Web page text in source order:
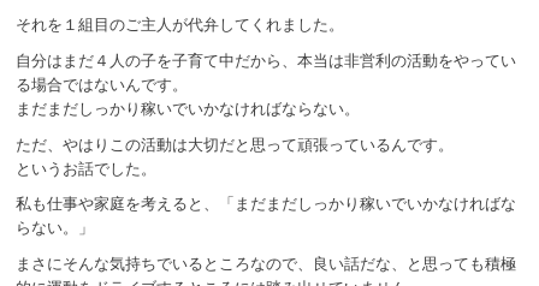
それを１組目のご主人が代弁してくれました。
自分はまだ４人の子を子育て中だから、本当は非営利の活動をやってい
る場合ではないんです。
まだまだしっかり稼いでいかなければならない。
ただ、やはりこの活動は大切だと思って頑張っているんです。
というお話でした。
私も仕事や家庭を考えると、「まだまだしっかり稼いでいかなければな
らない。」
まさにそんな気持ちでいるところなので、良い話だな、と思っても積極